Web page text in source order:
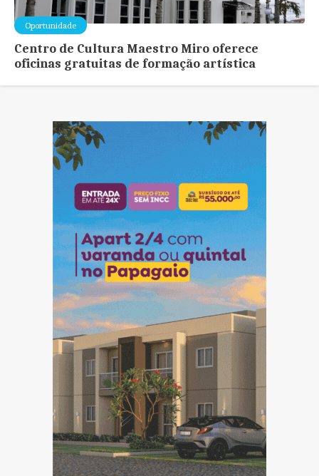
Oportunidade
Centro de Cultura Maestro Miro oferece
oficinas gratuitas de formação artística